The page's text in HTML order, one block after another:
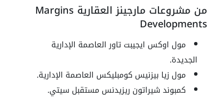
من مشروعات مارجينز العقارية Margins
Developments
مول اوكس ايجيبت تاور العاصمة الإدارية
الجديدة.
مول زيا بيزنيس كومبليكس العاصمة الإدارية.
كمبوند شيراتون ريزيدنس مستقبل سيتي.